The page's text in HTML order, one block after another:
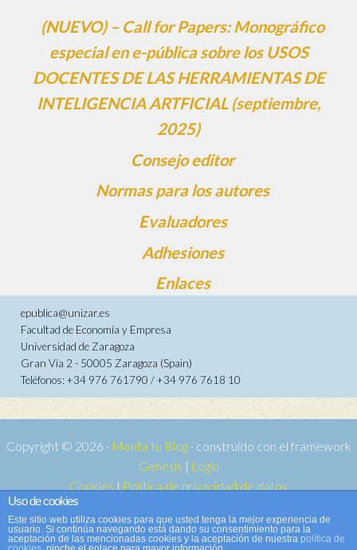
(NUEVO) – Call for Papers: Monográfico
especial en e-pública sobre los USOS
DOCENTES DE LAS HERRAMIENTAS DE
INTELIGENCIA ARTFICIAL (septiembre,
2025)
Consejo editor
Normas para los autores
Evaluadores
Adhesiones
Enlaces
epublica@unizar.es
Facultad de Economía y Empresa
Universidad de Zaragoza
Gran Vía 2 - 50005 Zaragoza (Spain)
Teléfonos: +34 976 761790 / +34 976 7618 10
Copyright © 2026 · Monta tu Blog· construido con el framework
Genesis | Login
Cookies | Política de privacidad de datos
Copyright © 2026 ·
WordPress·Acceder
Uso de cookies
Este sitio web utiliza cookies para que usted tenga la mejor experiencia de
usuario. Si continúa navegando está dando su consentimiento para la
aceptación de las mencionadas cookies y la aceptación de nuestra política de